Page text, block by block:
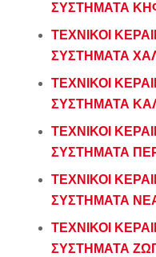
ΣΥΣΤΗΜΑΤΑ
ΤΕΧΝΙΚΟΙ
ΣΥΣΤΗΜΑΤΑ
ΤΕΧΝΙΚΟΙ
ΣΥΣΤΗΜΑΤΑ
ΤΕΧΝΙΚΟΙ
ΣΥΣΤΗΜΑΤΑ
ΤΕΧΝΙΚΟΙ
ΣΥΣΤΗΜΑΤΑ
ΤΕΧΝΙΚΟΙ
ΣΥΣΤΗΜΑΤΑ